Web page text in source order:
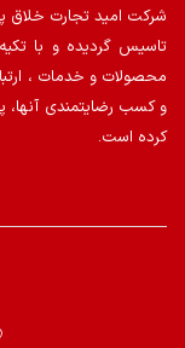
شرکت امید تجارت خلاق
تاسیس گردیده و با
محصولات و خدمات ،
و کسب رضایتمندی آنها،
کرده است.